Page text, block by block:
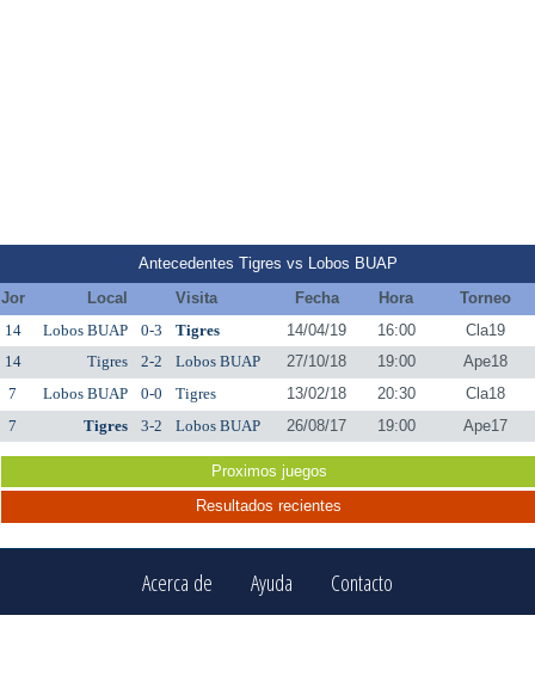
Antecedentes Tigres vs Lobos BUAP
Jor
Local Visita Fecha Hora
Torneo
14
Lobos BUAP 0-3 Tigres 14/04/19 16:00
Cla19
14
Tigres 2-2 Lobos BUAP 27/10/18 19:00
Ape18
7
Lobos BUAP 0-0 Tigres 13/02/18 20:30
Cla18
7
Tigres 3-2 Lobos BUAP 26/08/17 19:00 Ape17
Proximos juegos
Resultados recientes
Acerca de Ayuda Contacto